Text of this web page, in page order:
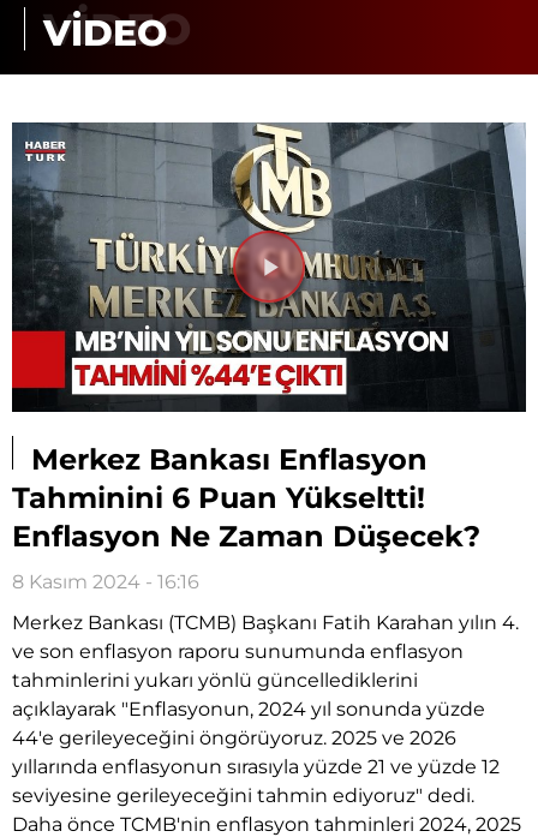
VİDEO
Videoyu
Oynat
Merkez Bankası Enflasyon
Tahminini 6 Puan Yükseltti!
Enflasyon Ne Zaman Düşecek?
8 Kasım 2024 - 16:16
Merkez Bankası (TCMB) Başkanı Fatih Karahan yılın 4.
ve son enflasyon raporu sunumunda enflasyon
tahminlerini yukarı yönlü güncellediklerini
açıklayarak "Enflasyonun, 2024 yıl sonunda yüzde
44'e gerileyeceğini öngörüyoruz. 2025 ve 2026
yıllarında enflasyonun sırasıyla yüzde 21 ve yüzde 12
seviyesine gerileyeceğini tahmin ediyoruz" dedi.
Daha önce TCMB'nin enflasyon tahminleri 2024, 2025